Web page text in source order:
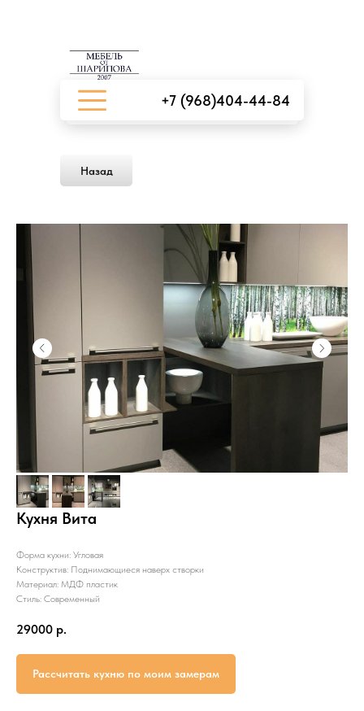
+7 (968)404-44-84
Назад
Кухня Вита
Форма кухни: Угловая
Конструктив: Поднимающиеся наверх створки
Материал: МДФ пластик
Стиль: Современный
29000 р.
Рассчитать кухню по моим замерам